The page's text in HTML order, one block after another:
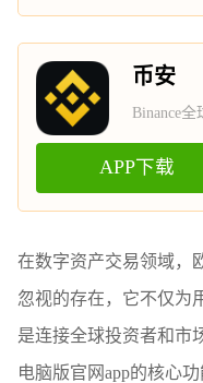
币安
Binance
APP下载
在数字资产交易领域，
忽视的存在，它不仅为
是连接全球投资者和市
电脑版官网app的核心